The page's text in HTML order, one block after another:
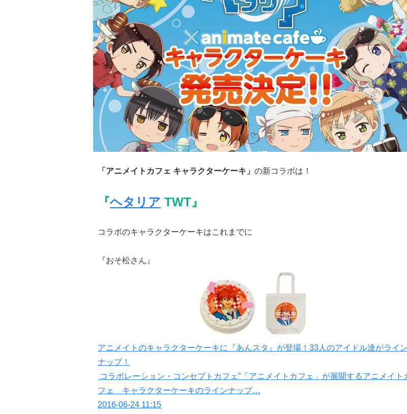
「アニメイトカフェ キャラクターケーキ」 の新コラボは！
『ヘタリア TWT』
コラボのキャラクターケーキはこれまでに
『おそ松さん』
アニメイトのキャラクターケーキに『あんスタ』が登場！33人のアイドル達がライン
ナップ！
コラボレーション・コンセプトカフェ”「アニメイトカフェ」が展開するアニメイト
フェ キャラクターケーキのラインナップ…
2016-06-24 11:15